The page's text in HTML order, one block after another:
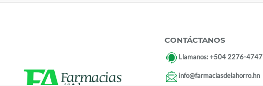
CONTÁCTANOS
Llamanos:+504 2276-4747
info@farmaciasdelahorro.hn